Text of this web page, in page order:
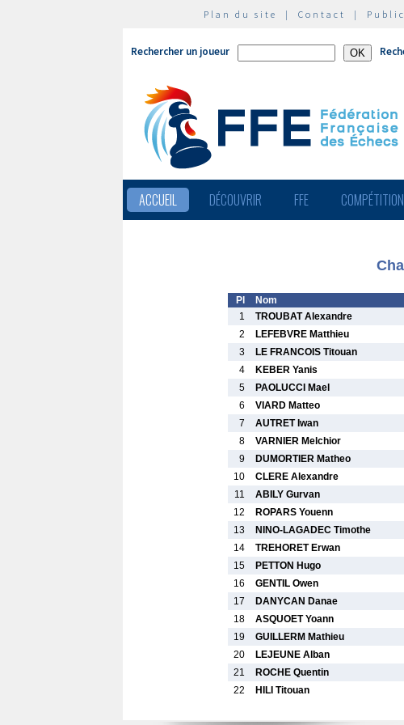
Plan du site | Contact |
Rechercher un joueur
ACCUEIL DÉCOUVRIR FFE
Pl Nom
1
TROUBAT Alexandre
2
LEFEBVRE Matthieu
3
LE FRANCOIS Titouan
4
KEBER Yanis
5
PAOLUCCI Mael
6
VIARD Matteo
7
AUTRET Iwan
8
VARNIER Melchior
9
DUMORTIER Matheo
10
CLERE Alexandre
11
ABILY Gurvan
12
ROPARS Youenn
13
NINO-LAGADEC Timothe
14
TREHORET Erwan
15
PETTON Hugo
16
GENTIL Owen
17
DANYCAN Danae
18
ASQUOET Yoann
19
GUILLERM Mathieu
20
LEJEUNE Alban
21
ROCHE Quentin
22
HILI Titouan